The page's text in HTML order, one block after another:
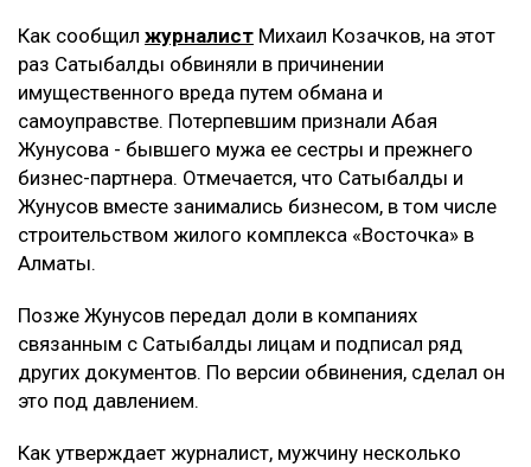
Как сообщил журналист Михаил Козачков, на этот
раз Сатыбалды обвиняли в причинении
имущественного вреда путем обмана и
самоуправстве. Потерпевшим признали Абая
Жунусова - бывшего мужа ее сестры и прежнего
бизнес-партнера. Отмечается, что Сатыбалды и
Жунусов вместе занимались бизнесом, в том числе
строительством жилого комплекса «Восточка» в
Алматы.
Позже Жунусов передал доли в компаниях
связанным с Сатыбалды лицам и подписал ряд
других документов. По версии обвинения, сделал он
это под давлением.
Как утверждает журналист, мужчину несколько